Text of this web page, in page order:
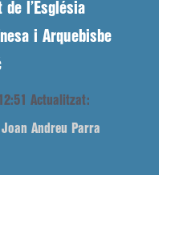
l’Església
i Arquebisbe
Actualitzat:
Andreu Parra